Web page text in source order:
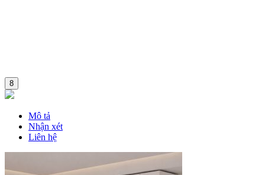
8
Mô tả
Nhận xét
Liên hệ